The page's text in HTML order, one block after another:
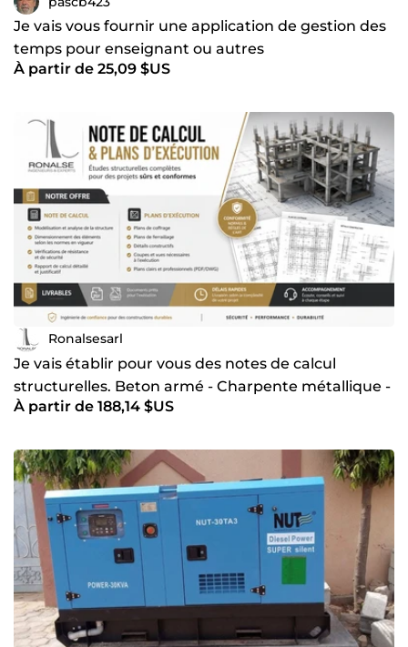
Je vais vous fournir une application de gestion des
temps pour enseignant ou autres
À partir de 25,09 $US
Ronalsesarl
Je vais établir pour vous des notes de calcul
structurelles. Beton armé - Charpente métallique -
Fondation
À partir de 188,14 $US